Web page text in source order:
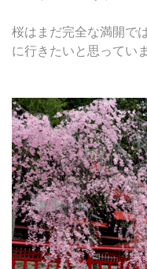
桜はまだ完全な満開で
に行きたいと思っていま